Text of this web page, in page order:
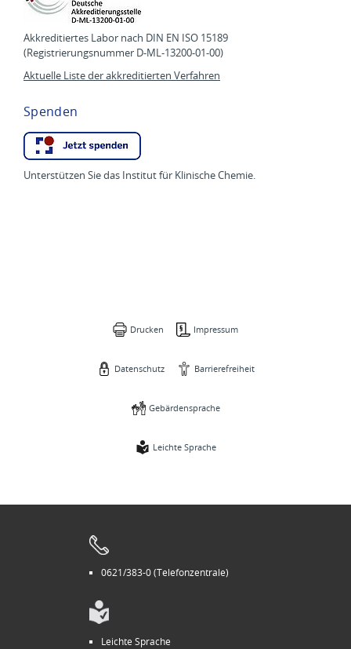
Akkreditiertes Labor nach DIN EN ISO 15189
(Registrierungsnummer D-ML-13200-01-00)
Aktuelle Liste der akkreditierten Verfahren
Spenden
Unterstützen Sie das Institut für Klinische Chemie.
Drucken Impressum
Datenschutz Barrierefreiheit
Gebärdensprache
Leichte Sprache
0621/383-0 (Telefonzentrale)
Leichte Sprache